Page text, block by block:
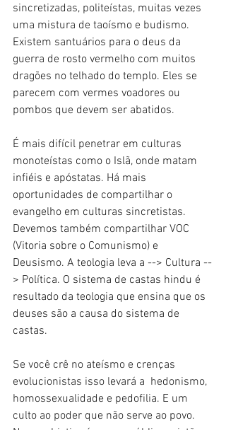
sincretizadas, politeístas, muitas vezes
uma mistura de taoísmo e budismo.
Existem santuários para o deus da
guerra de rosto vermelho com muitos
dragões no telhado do templo. Eles se
parecem com vermes voadores ou
pombos que devem ser abatidos.
É mais difícil penetrar em culturas
monoteístas como o Islã, onde matam
infiéis e apóstatas. Há mais
oportunidades de compartilhar o
evangelho em culturas sincretistas.
Devemos também compartilhar VOC
(Vitoria sobre o Comunismo) e
Deusismo. A teologia leva a --> Cultura --
> Política. O sistema de castas hindu é
resultado da teologia que ensina que os
deuses são a causa do sistema de
castas.
Se você crê no ateísmo e crenças
evolucionistas isso levará a  hedonismo,
homossexualidade e pedofilia. E um
culto ao poder que não serve ao povo.